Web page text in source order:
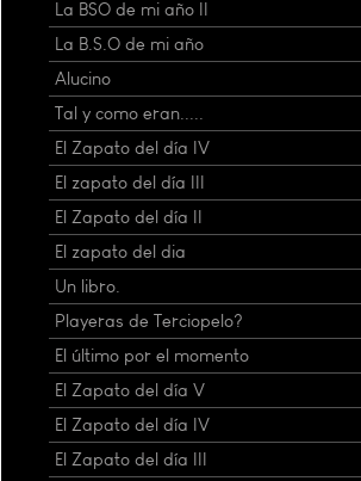
La BSO de mi año II
La B.S.O de mi año
Alucino
Tal y como eran.....
El Zapato del día IV
El zapato del día III
El Zapato del día II
El zapato del dia
Un libro.
Playeras de Terciopelo?
El último por el momento
El Zapato del día V
El Zapato del día IV
El Zapato del día III